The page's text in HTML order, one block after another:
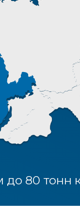
кислорода
кислорода,
газа, газовой